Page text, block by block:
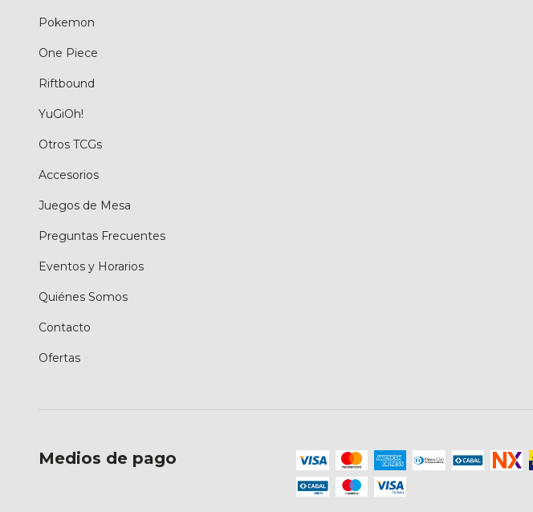
Pokemon
One Piece
Riftbound
YuGiOh!
Otros TCGs
Accesorios
Juegos de Mesa
Preguntas Frecuentes
Eventos y Horarios
Quiénes Somos
Contacto
Ofertas
Medios de pago